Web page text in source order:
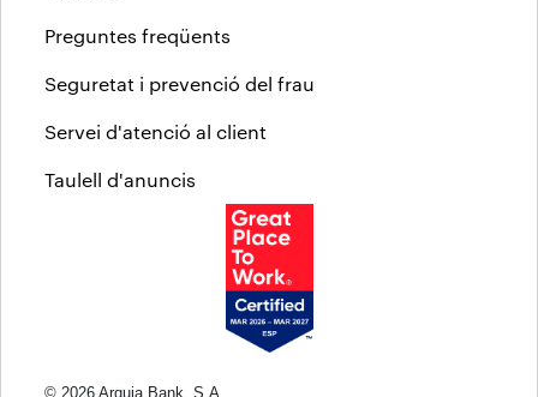
Preguntes freqüents
Seguretat i prevenció del frau
Servei d'atenció al client
Taulell d'anuncis
© 2026 Arquia Bank, S.A.